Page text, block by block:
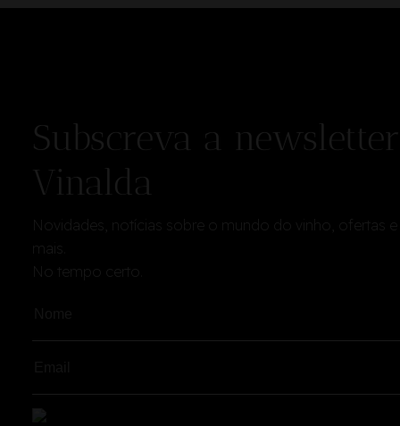
Subscreva a newsletter
Vinalda
Novidades, notícias sobre o mundo do vinho, ofertas
mais.
No tempo certo.